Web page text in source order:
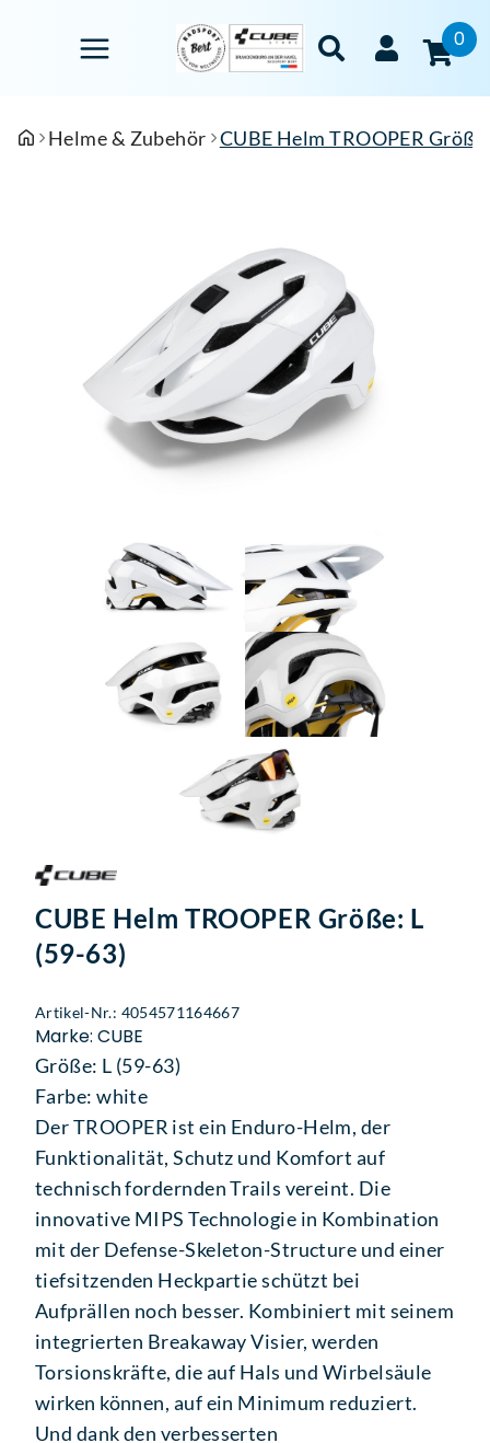
0
Helme & Zubehör CUBE Helm TROOPER
CUBE Helm TROOPER Größe: L
(59-63)
Artikel-Nr.: 4054571164667
Marke: CUBE
Größe: L (59-63)
Farbe: white
Der TROOPER ist ein Enduro-Helm, der
Funktionalität, Schutz und Komfort auf
technisch fordernden Trails vereint. Die
innovative MIPS Technologie in Kombination
mit der Defense-Skeleton-Structure und einer
tiefsitzenden Heckpartie schützt bei
Aufprällen noch besser. Kombiniert mit seinem
integrierten Breakaway Visier, werden
Torsionskräfte, die auf Hals und Wirbelsäule
wirken können, auf ein Minimum reduziert.
Und dank den verbesserten